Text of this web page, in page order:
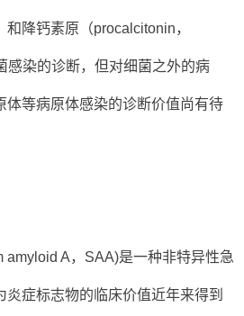
降钙素原（procalcitonin，
感染的诊断，但对细菌之外的病
体等病原体感染的诊断价值尚有待
amyloid A，SAA)是一种非特异性急
症标志物的临床价值近年来得到